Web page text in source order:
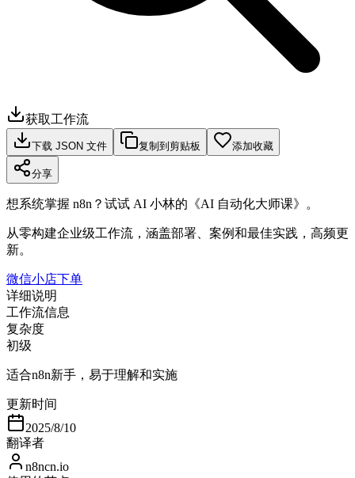
获取工作流
下载 JSON 文件 复制到剪贴板 添加收藏
分享
想系统掌握 n8n？试试 AI 小林的《AI 自动化大师课》。
从零构建企业级工作流，涵盖部署、案例和最佳实践，高频更
新。
微信小店下单
详细说明
工作流信息
复杂度
初级
适合n8n新手，易于理解和实施
更新时间
2025/8/10
翻译者
n8ncn.io